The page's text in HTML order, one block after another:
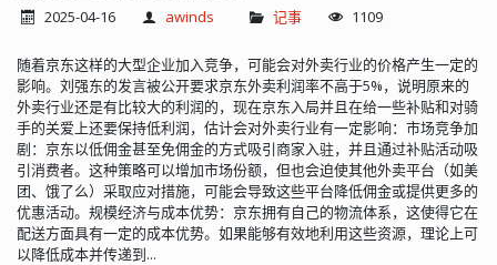
2025-04-16 awinds 记事 1109
随着京东这样的大型企业加入竞争，可能会对外卖行业的价格产生一定的
影响。刘强东的发言被公开要求京东外卖利润率不高于5%，说明原来的
外卖行业还是有比较大的利润的，现在京东入局并且在给一些补贴和对骑
手的关爱上还要保持低利润，估计会对外卖行业有一定影响：市场竞争加
剧：京东以低佣金甚至免佣金的方式吸引商家入驻，并且通过补贴活动吸
引消费者。这种策略可以增加市场份额，但也会迫使其他外卖平台（如美
团、饿了么）采取应对措施，可能会导致这些平台降低佣金或提供更多的
优惠活动。规模经济与成本优势：京东拥有自己的物流体系，这使得它在
配送方面具有一定的成本优势。如果能够有效地利用这些资源，理论上可
以降低成本并传递到...